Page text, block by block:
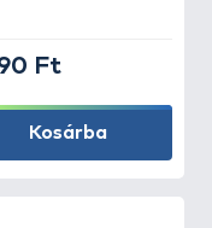
Ft
Kosárba